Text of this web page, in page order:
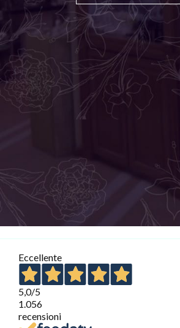
Eccellente
5,0/5
1.056
recensioni